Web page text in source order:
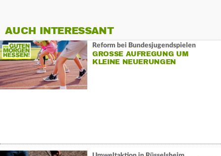
AUCH INTERESSANT
Reform bei Bundesjugendspielen
GROSSE AUFREGUNG UM K
LEINE NEUERUNGEN